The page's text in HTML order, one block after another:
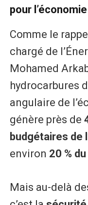
pour
Comme le
chargé de
Mohamed
hydrocarbures
angulaire de
génère près de
budgétaires de
environ 20 %
Mais au-delà